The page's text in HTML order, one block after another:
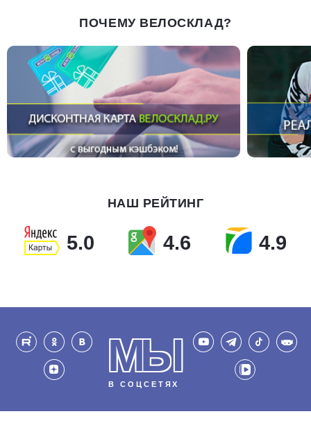
ПОЧЕМУ ВЕЛОСКЛАД?
НАШ РЕЙТИНГ
5.0 4.6 4.9
МЫ
В СОЦСЕТЯХ